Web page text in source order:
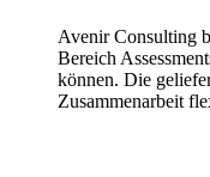
Avenir Consulting
Bereich
können. Die
Zusammenarbeit